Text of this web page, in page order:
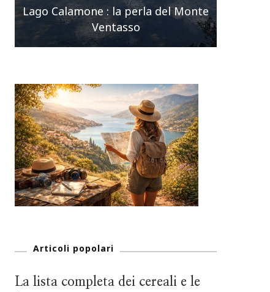
Premilcuore e le sue cascate
spettacolari
Articoli popolari
La lista completa dei cereali e le